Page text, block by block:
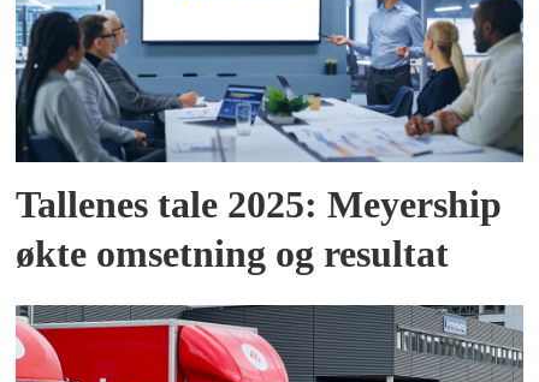
Tallenes tale 2025: Meyership
økte omsetning og resultat